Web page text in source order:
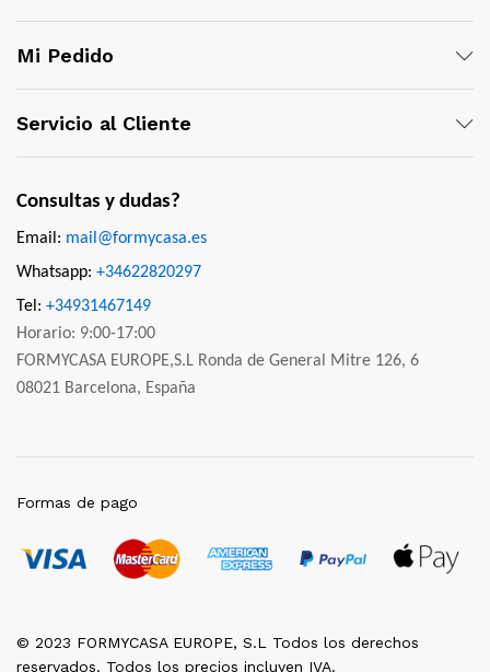
Mi Pedido
Servicio al Cliente
Consultas y dudas?
Email: mail@formycasa.es
Whatsapp: +34622820297
Tel: +34931467149
Horario: 9:00-17:00
FORMYCASA EUROPE,S.L Ronda de General Mitre 126, 6
08021 Barcelona, España
© 2023 FORMYCASA EUROPE, S.L Todos los derechos
reservados. Todos los precios incluyen IVA.
Formas de pago